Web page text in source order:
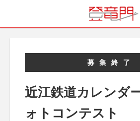
募集終了
近江鉄道カレンダ
ォトコンテスト